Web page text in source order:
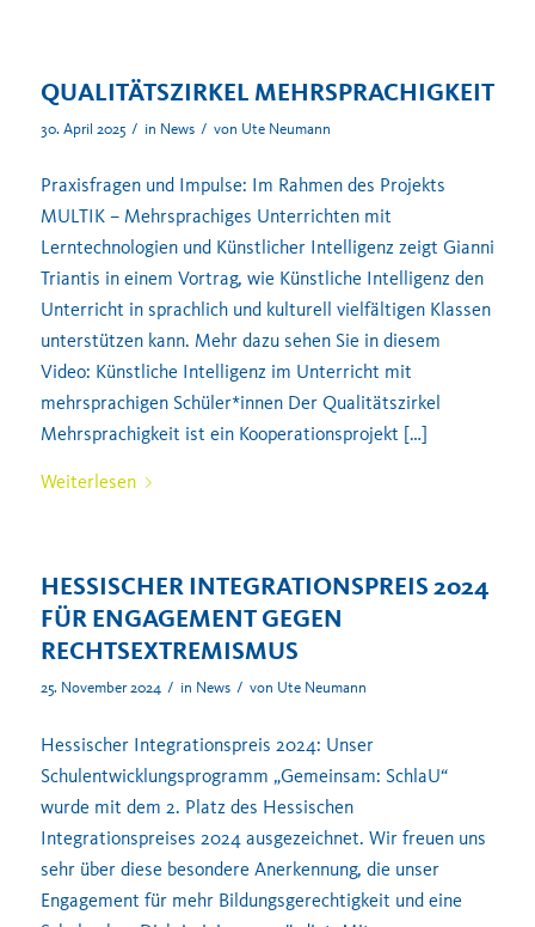
QUALITÄTSZIRKEL MEHRSPRACHIGKEIT
30. April 2025 / in News / von Ute Neumann
Praxisfragen und Impulse: Im Rahmen des Projekts
MULTIK – Mehrsprachiges Unterrichten mit
Lerntechnologien und Künstlicher Intelligenz zeigt Gianni
Triantis in einem Vortrag, wie Künstliche Intelligenz den
Unterricht in sprachlich und kulturell vielfältigen Klassen
unterstützen kann. Mehr dazu sehen Sie in diesem
Video: Künstliche Intelligenz im Unterricht mit
mehrsprachigen Schüler*innen Der Qualitätszirkel
Mehrsprachigkeit ist ein Kooperationsprojekt […]
Weiterlesen
HESSISCHER INTEGRATIONSPREIS 2024
FÜR ENGAGEMENT GEGEN
RECHTSEXTREMISMUS
25. November 2024 / in News / von Ute Neumann
Hessischer Integrationspreis 2024: Unser
Schulentwicklungsprogramm „Gemeinsam: SchlaU“
wurde mit dem 2. Platz des Hessischen
Integrationspreises 2024 ausgezeichnet. Wir freuen uns
sehr über diese besondere Anerkennung, die unser
Engagement für mehr Bildungsgerechtigkeit und eine